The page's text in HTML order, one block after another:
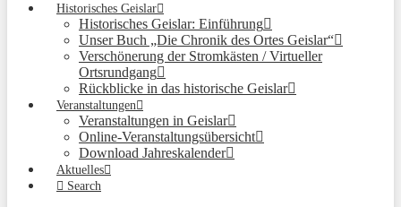
Historisches Geislar
Historisches Geislar: Einführung
Unser Buch „Die Chronik des Ortes Geislar“
Verschönerung der Stromkästen / Virtueller
Ortsrundgang
Rückblicke in das historische Geislar
Veranstaltungen
Veranstaltungen in Geislar
Online-Veranstaltungsübersicht
Download Jahreskalender
Aktuelles
Search